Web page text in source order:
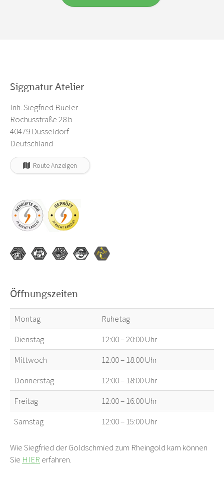
Siggnatur Atelier
Inh. Siegfried Büeler
Rochusstraße 28 b
40479 Düsseldorf
Deutschland
Route Anzeigen
Öffnungszeiten
Montag
Ruhetag
Dienstag
12:00 – 20:00 Uhr
Mittwoch
12:00 – 18:00 Uhr
Donnerstag
12:00 – 18:00 Uhr
Freitag
12:00 – 16:00 Uhr
Samstag
12:00 – 15:00 Uhr
Wie Siegfried der Goldschmied zum Rheingold kam können
Sie HIER erfahren.